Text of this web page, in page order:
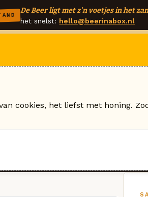
De Beer ligt met z'n voetjes in het
het snelst: hello@beerinabox.nl
cookies, het liefst met honing.